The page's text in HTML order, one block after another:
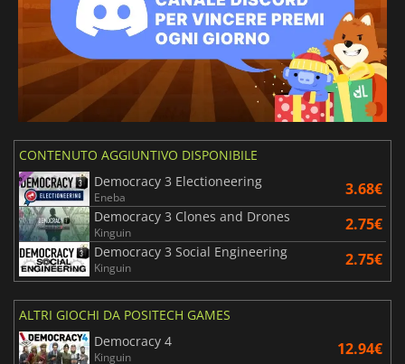
CONTENUTO AGGIUNTIVO DISPONIBILE
Democracy 3 Electioneering
Eneba 3.68€
Democracy 3 Clones and Drones
Kinguin 2.75€
Democracy 3 Social Engineering
Kinguin 2.75€
ALTRI GIOCHI DA POSITECH GAMES
Democracy 4
Kinguin 12.94€